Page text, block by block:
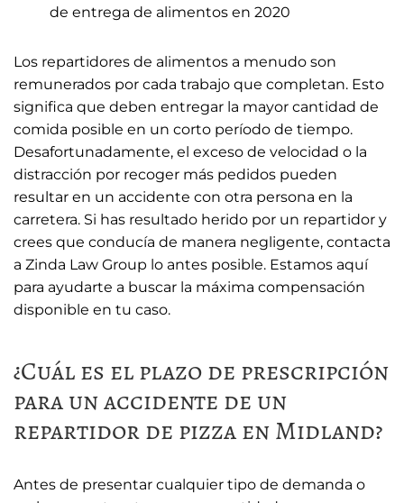
de entrega de alimentos en 2020
Los repartidores de alimentos a menudo son
remunerados por cada trabajo que completan. Esto
significa que deben entregar la mayor cantidad de
comida posible en un corto período de tiempo.
Desafortunadamente, el exceso de velocidad o la
distracción por recoger más pedidos pueden
resultar en un accidente con otra persona en la
carretera. Si has resultado herido por un repartidor y
crees que conducía de manera negligente, contacta
a Zinda Law Group lo antes posible. Estamos aquí
para ayudarte a buscar la máxima compensación
disponible en tu caso.
¿Cuál es el plazo de prescripción
para un accidente de un
repartidor de pizza en Midland?
Antes de presentar cualquier tipo de demanda o